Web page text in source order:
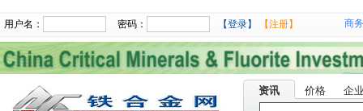
用户名： 密码： 【登录】 【注册】 商
资讯 价格 企